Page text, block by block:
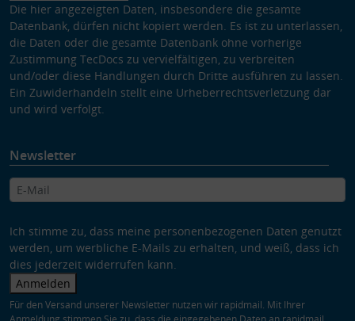
Die hier angezeigten Daten, insbesondere die gesamte
Datenbank, dürfen nicht kopiert werden. Es ist zu unterlassen,
die Daten oder die gesamte Datenbank ohne vorherige
Zustimmung TecDocs zu vervielfältigen, zu verbreiten
und/oder diese Handlungen durch Dritte ausführen zu lassen.
Ein Zuwiderhandeln stellt eine Urheberrechtsverletzung dar
und wird verfolgt.
Newsletter
Ich stimme zu, dass meine personenbezogenen Daten genutzt
werden, um werbliche E-Mails zu erhalten, und weiß, dass ich
dies jederzeit widerrufen kann.
Anmelden
Für den Versand unserer Newsletter nutzen wir rapidmail. Mit Ihrer